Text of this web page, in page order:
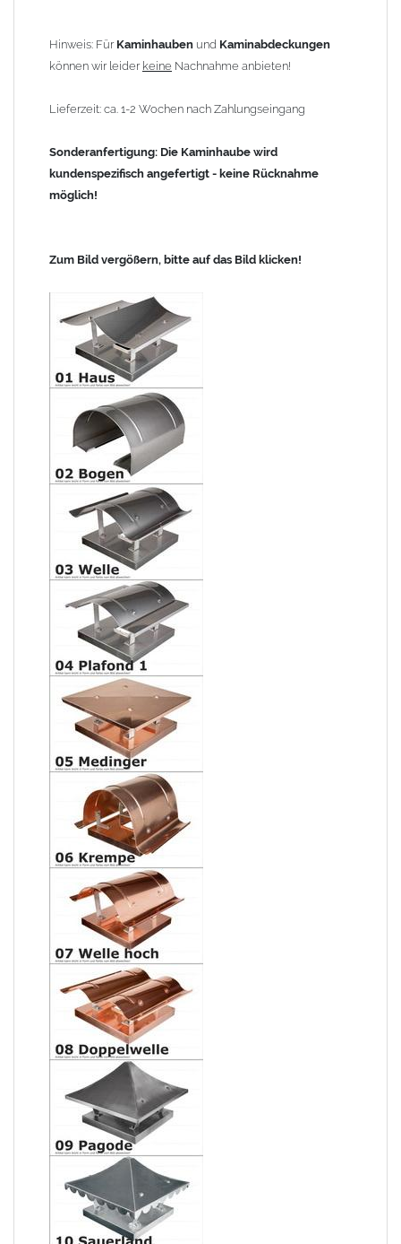
Hinweis: Für Kaminhauben und Kaminabdeckungen
können wir leider keine Nachnahme anbieten!
Lieferzeit: ca. 1-2 Wochen nach Zahlungseingang
Sonderanfertigung: Die Kaminhaube wird
kundenspezifisch angefertigt - keine Rücknahme
möglich!
Zum Bild vergößern, bitte auf das Bild klicken!